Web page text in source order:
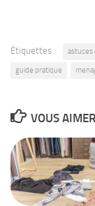
Étiquettes : astuces
guide pratique
VOUS